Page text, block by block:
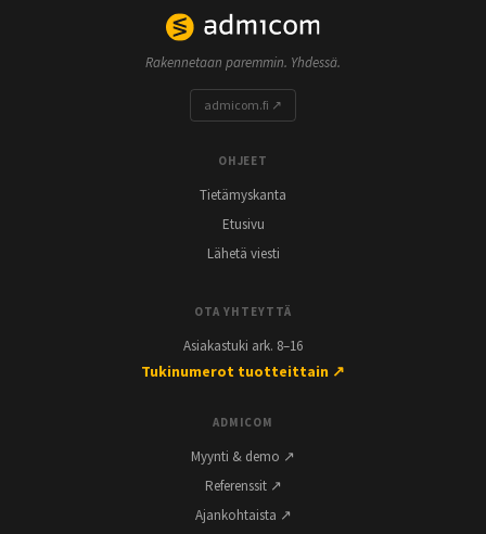
Rakennetaan paremmin. Yhdessä.
admicom.fi ↗
OHJEET
Tietämyskanta
Etusivu
Lähetä viesti
OTA YHTEYTTÄ
Asiakastuki ark. 8–16
Tukinumerot tuotteittain ↗
ADMICOM
Myynti & demo ↗
Referenssit ↗
Ajankohtaista ↗